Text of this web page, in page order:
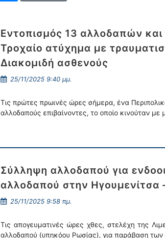
Εντοπισμός 13 αλλοδαπών
Τροχαίο ατύχημα με
Διακομιδή ασθενούς
25/11/2025 9:40 μμ.
Τις πρώτες πρωινές ώρες σήμερα, ένα
αλλοδαπούς επιβαίνοντες, το οποίο κινούταν
Σύλληψη αλλοδαπού για
αλλοδαπού στην Ηγουμενίτσα
25/11/2025 9:58 πμ.
Τις απογευματινές ώρες χθες, στελέχη της
αλλοδαπού (υπηκόου Ρωσίας), για παράβαση